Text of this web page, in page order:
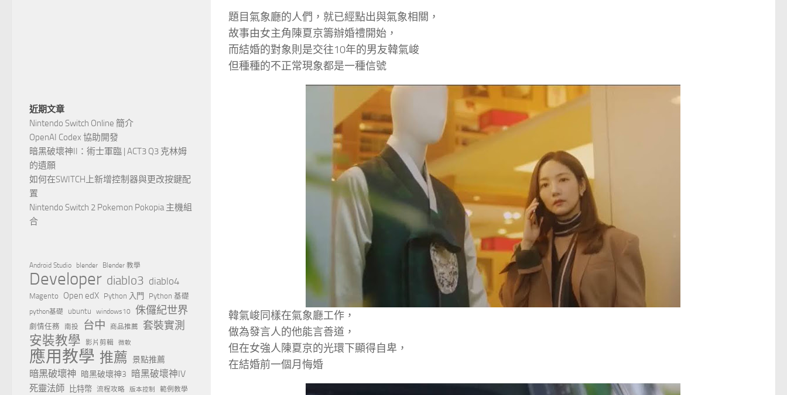
題目氣象廳的人們，就已經點出與氣象相關，
故事由女主角陳夏京籌辦婚禮開始，
而結婚的對象則是交往10年的男友韓氣峻
但種種的不正常現象都是一種信號
韓氣峻同樣在氣象廳工作，
做為發言人的他能言善道，
但在女強人陳夏京的光環下顯得自卑，
在結婚前一個月悔婚
近期文章
Nintendo Switch Online 簡介
OpenAI Codex 協助開發
暗黑破壞神II：術士軍臨 | ACT3 Q3 克林姆
的遺願
如何在SWITCH上新增控制器與更改按鍵配
置
Nintendo Switch 2 Pokemon Pokopia 主機組
合
Android Studio blender Blender 教學
Developer diablo3 diablo4
Magento Open edX Python 入門 Python 基礎
python基礎 ubuntu windows10 侏儸紀世界
劇情任務 南投 台中 商品推薦 套裝實測
安裝教學 影片剪輯 微軟
應用教學 推薦 景點推薦
暗黑破壞神 暗黑破壞神3 暗黑破壞神IV
死靈法師 比特幣 流程攻略 版本控制 範例教學